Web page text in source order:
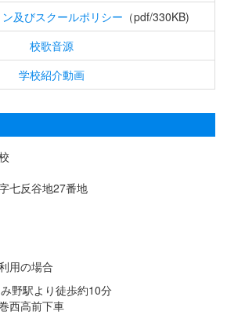
及びスクールポリシー （pdf/330KB)
校歌音源
学校紹介動画
七反谷地27番地
用の場合
野駅より徒歩約10分
西高前下車